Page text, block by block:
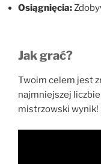
Osiągnięcia:
Jak grać?
Twoim celem jest
najmniejszej
mistrzowski wynik!